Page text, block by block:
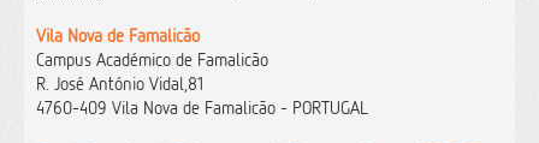
Vila Nova de Famalicão
Campus Académico de Famalicão
R. José António Vidal,81
4760-409 Vila Nova de Famalicão - PORTUGAL